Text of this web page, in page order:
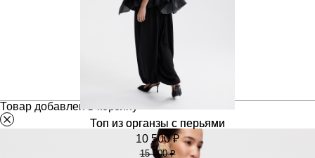
Топ из органзы с перьями
10 500 ₽
15 000 ₽
Товар добавлен в корзину